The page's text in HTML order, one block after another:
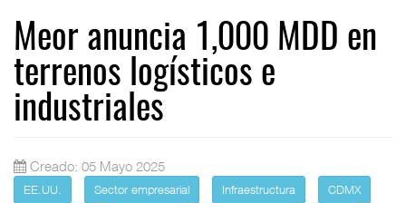
Meor anuncia 1,000 MDD en
terrenos logísticos e
industriales
Creado: 05 Mayo 2025
EE.UU. Sector empresarial Infraestructura
CDMX